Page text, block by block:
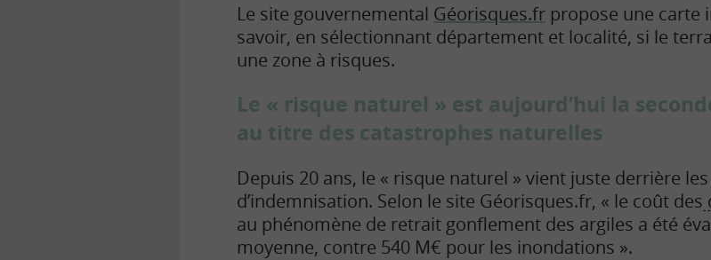
Le site gouvernemental Géorisques.fr propose une carte
savoir, en sélectionnant département et localité, si le
une zone à risques.
Le « risque naturel » est aujourd’hui la
au titre des catastrophes naturelles
Depuis 20 ans, le « risque naturel » vient juste derrière
d’indemnisation. Selon le site Géorisques.fr, « le coût des
au phénomène de retrait gonflement des argiles a été
moyenne, contre 540 M€ pour les inondations ».